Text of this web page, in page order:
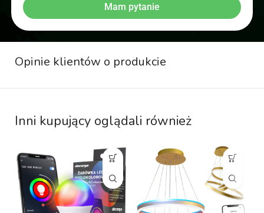
Mam pytanie
Opinie klientów o produkcie
Inni kupujący oglądali również